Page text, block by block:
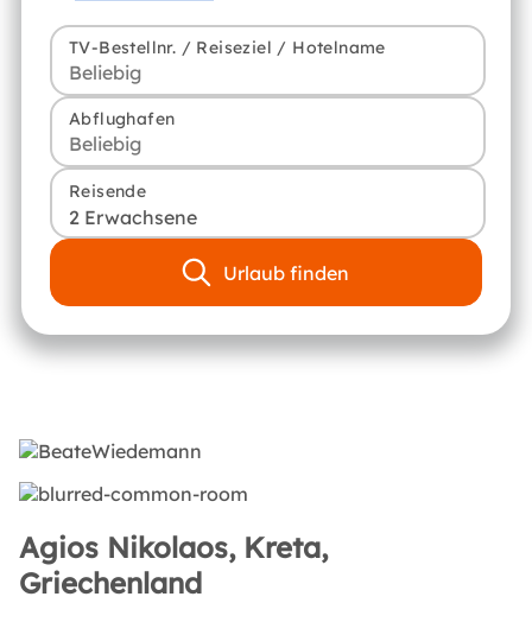
TV-Bestellnr. / Reiseziel / Hotelname
Abflughafen
Reisende
2 Erwachsene
Urlaub finden
Agios Nikolaos, Kreta,
Griechenland